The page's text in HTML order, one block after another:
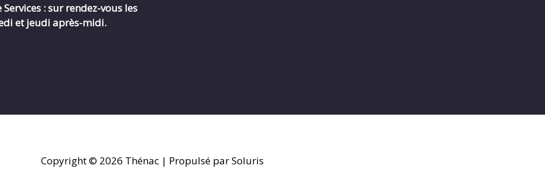
Services : sur rendez-vous les
et jeudi après-midi.
Copyright © 2026 Thénac| Propulsé par Soluris